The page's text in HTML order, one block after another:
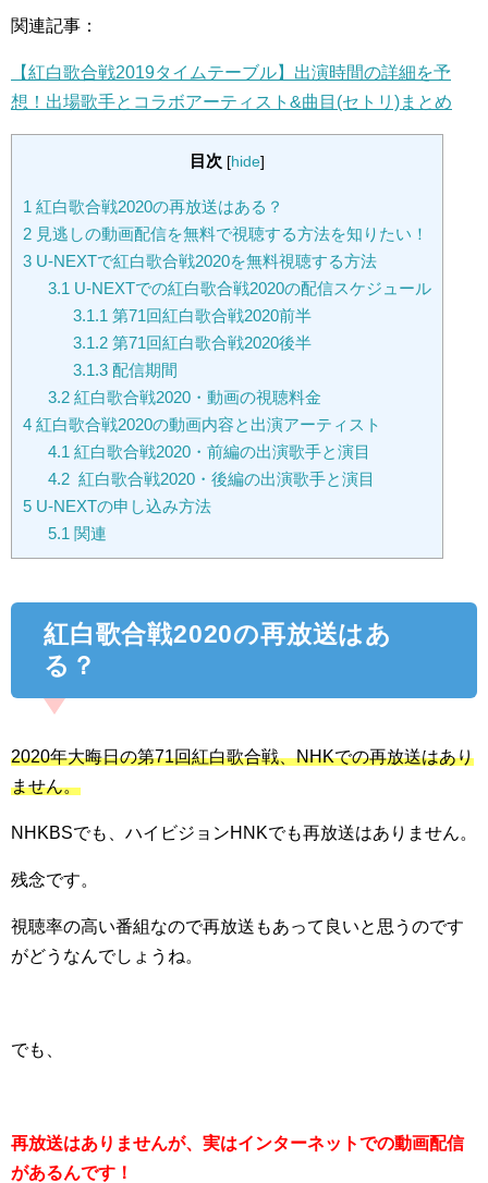
関連記事：
【紅白歌合戦2019タイムテーブル】出演時間の詳細を予
想！出場歌手とコラボアーティスト&曲目(セトリ)まとめ
目次 [hide]
1 紅白歌合戦2020の再放送はある？
2 見逃しの動画配信を無料で視聴する方法を知りたい！
3 U-NEXTで紅白歌合戦2020を無料視聴する方法
3.1 U-NEXTでの紅白歌合戦2020の配信スケジュール
3.1.1 第71回紅白歌合戦2020前半
3.1.2第71回紅白歌合戦2020後半
3.1.3配信期間
3.2紅白歌合戦2020・動画の視聴料金
4 紅白歌合戦2020の動画内容と出演アーティスト
4.1 紅白歌合戦2020・前編の出演歌手と演目
4.2紅白歌合戦2020・後編の出演歌手と演目
5 U-NEXTの申し込み方法
5.1 関連
紅白歌合戦2020の再放送はあ
る？
2020年大晦日の第71回紅白歌合戦、NHKでの再放送はあり
ません。
NHKBSでも、ハイビジョンHNKでも再放送はありません。
残念です。
視聴率の高い番組なので再放送もあって良いと思うのです
がどうなんでしょうね。
でも、
再放送はありませんが、実はインターネットでの動画配信
があるんです！